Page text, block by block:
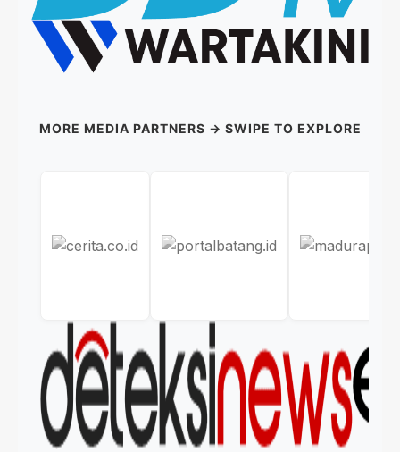
MORE MEDIA PARTNERS → SWIPE TO EXPLORE